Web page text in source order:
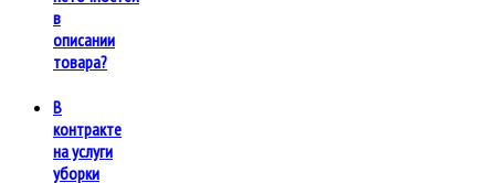
в
описании
товара?
В
контракте
на услуги
уборки